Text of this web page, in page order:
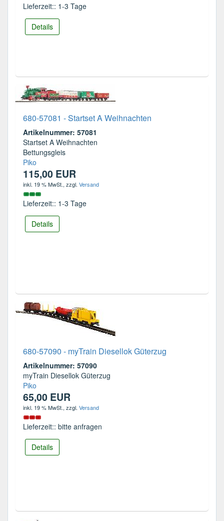
Lieferzeit:: 1-3 Tage
Details
680-57081 - Startset A Weihnachten
Artikelnummer: 57081
Startset A Weihnachten
Bettungsgleis
Piko
115,00 EUR
inkl. 19 % MwSt., zzgl. Versand
Lieferzeit:: 1-3 Tage
Details
680-57090 - myTrain Diesellok Güterzug
Artikelnummer: 57090
myTrain Diesellok Güterzug
Piko
65,00 EUR
inkl. 19 % MwSt., zzgl. Versand
Lieferzeit:: bitte anfragen
Details